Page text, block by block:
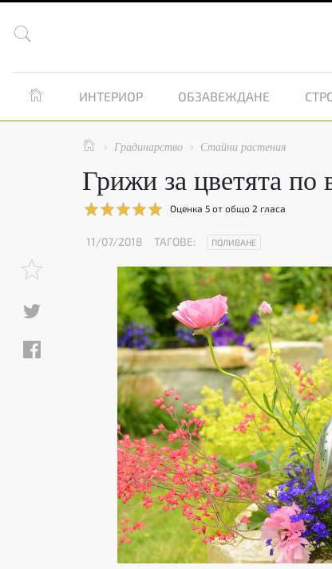

 ИНТЕРИОР ОБЗАВЕЖДАНЕ
  Градинарство  Стайни растения
Грижи за цветята по
Оценка 5от общо 2 гласа
11/07/2018 ТАГОВЕ: ПОЛИВАНЕ